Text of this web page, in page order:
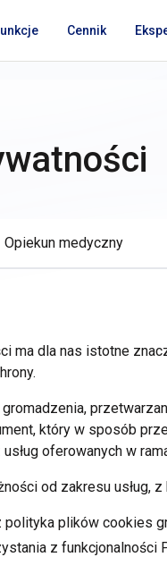
Cennik
Opiekun medyczny
ma dla nas istotne
który w sposób
usługoferowanych w
od zakresu usług, z
plików cookies
z funkcjonalności